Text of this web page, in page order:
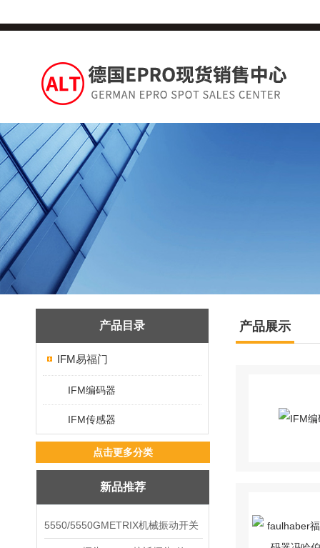
产品目录
IFM易福门
IFM编码器
IFM传感器
点击更多分类
新品推荐
5550/5550GMETRIX机械振动开关
产品展示